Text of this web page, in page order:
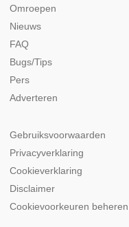
Omroepen
Nieuws
FAQ
Bugs/Tips
Pers
Adverteren
Gebruiksvoorwaarden
Privacyverklaring
Cookieverklaring
Disclaimer
Cookievoorkeuren beheren